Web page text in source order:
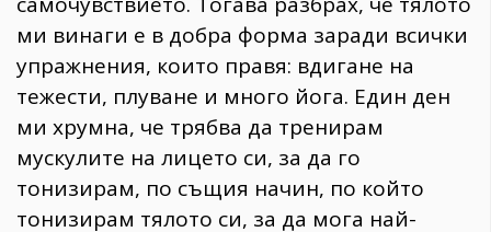
ми винаги е в добра форма заради всички
упражнения, които правя: вдигане на
тежести, плуване и много йога. Един ден
ми хрумна, че трябва да тренирам
мускулите на лицето си, за да го
тонизирам, по същия начин, по който
тонизирам тялото си, за да мога най-